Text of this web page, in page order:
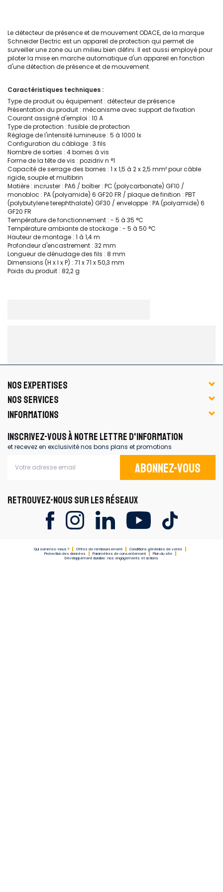
Le détecteur de présence et de mouvement ODACE, de la marque
Schneider Electric est un appareil de protection qui permet de
surveiller une zone ou un milieu bien défini. Il est aussi employé pour
piloter la mise en marche automatique d'un appareil en fonction
d'une détection de présence et de mouvement.
Caractéristiques techniques :
Type de produit ou équipement : détecteur de présence
Présentation du produit : mécanisme avec support de fixation
Courant assigné d'emploi : 10 A
Type de protection : fusible de protection
Réglage de l'intensité lumineuse : 5 à 1000 lx
Configuration du câblage : 3 fils
Nombre de sorties : 4 bornes à vis
Forme de la tête de vis : pozidriv n °1
Capacité de serrage des bornes : 1 x 1,5 à 2 x 2,5 mm² pour câble
rigide, souple et multibrin
Matière : incruster : PA6 / boîtier : PC (polycarbonate) GF10 /
monobloc : PA (polyamide) 6 GF20 FR / plaque de finition : PBT
(polybutylene terephthalate) GF30 / enveloppe : PA (polyamide) 6
GF20 FR
Température de fonctionnement : - 5 à 35 °C
Température ambiante de stockage : - 5 à 50 °C
Hauteur de montage : 1 à 1,4 m
Profondeur d'encastrement : 32 mm
Longueur de dénudage des fils : 8 mm
Dimensions (H x l x P) : 71 x 71 x 50,3 mm
Poids du produit : 82,2 g
NOS EXPERTISES
NOS SERVICES
INFORMATIONS
INSCRIVEZ-VOUS À NOTRE LETTRE D'INFORMATION
et recevez en exclusivité nos bons plans et promotions
Abonnez-vous
RETROUVEZ-NOUS SUR LES RÉSEAUX
Qui sommes-nous ? Offres de remboursement
Conditions générales de vente
Protection des données
Paramètres de consentement
Plan du site
Développement durable : nos engagements et actions